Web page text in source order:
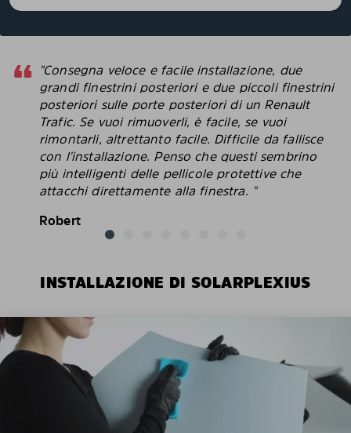
"Consegna veloce e facile installazione, due
grandi finestrini posteriori e due piccoli finestrini
posteriori sulle porte posteriori di un Renault
Trafic. Se vuoi rimuoverli, è facile, se vuoi
rimontarli, altrettanto facile. Difficile da fallisce
con l'installazione. Penso che questi sembrino
più intelligenti delle pellicole protettive che
attacchi direttamente alla finestra. "
Robert
INSTALLAZIONE DI SOLARPLEXIUS